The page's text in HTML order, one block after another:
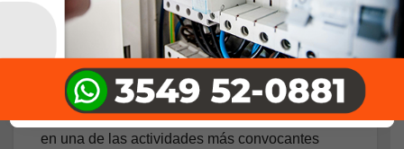
compartida por personas que pertenecen a
distintas identidades ancestrales.
En ese contexto, desde el comienzo de la lucha
de Punta Querandí la Corpachada se convirtió
en una de las actividades más convocantes